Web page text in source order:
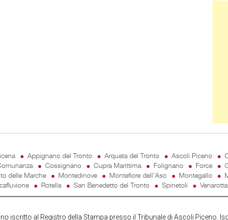
Appignano del Tronto Arquata del Tronto Ascoli Piceno
Cossignano Cupra Marittima Folignano Force
delle Marche Montedinove Montefiore dell'Aso Montegallo
Rotella San Benedetto del Tronto Spinetoli Venarotta
iscritto al Registro della Stampa presso il Tribunale di Ascoli Piceno.